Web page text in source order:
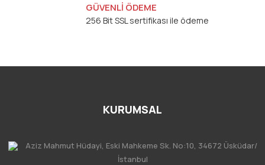
GÜVENLİ ÖDEME
256 Bit SSL sertifikası ile ödeme
KURUMSAL
Aziz Mahmut Hüdayi, Eski Mahkeme Sk. No:10, 34672 Üsküdar/
İstanbul